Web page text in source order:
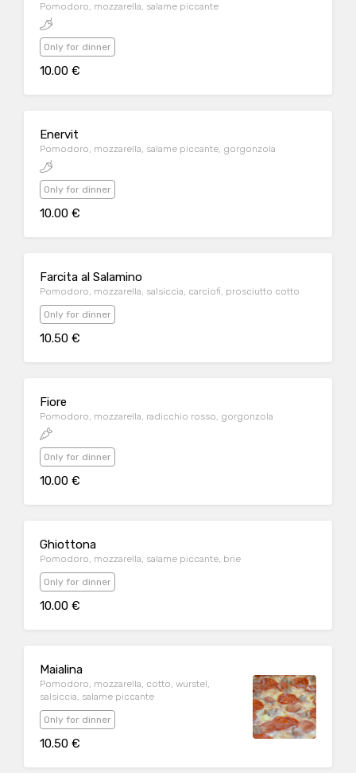
Pomodoro, mozzarella, salame piccante
Only for dinner
10.00 €
Enervit
Pomodoro, mozzarella, salame piccante, gorgonzola
Only for dinner
10.00 €
Farcita al Salamino
Pomodoro, mozzarella, salsiccia, carciofi, prosciutto cotto
Only for dinner
10.50 €
Fiore
Pomodoro, mozzarella, radicchio rosso, gorgonzola
Only for dinner
10.00 €
Ghiottona
Pomodoro, mozzarella, salame piccante, brie
Only for dinner
10.00 €
Maialina
Pomodoro, mozzarella, cotto, wurstel,
salsiccia, salame piccante
Only for dinner
10.50 €